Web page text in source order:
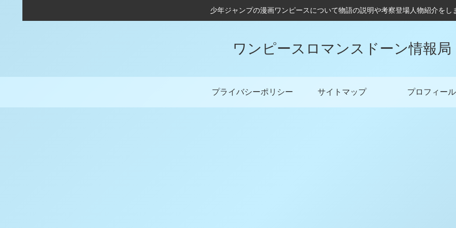
少年ジャンプの漫画ワンピースについて物語の説明や考察登場人物紹介をし
ワンピースロマンスドーン情報局
プライバシーポリシー サイトマップ プロフィール